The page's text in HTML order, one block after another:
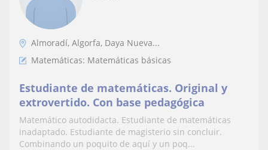
Almoradí, Algorfa, Daya Nueva...
Matemáticas: Matemáticas básicas
Estudiante de matemáticas. Original y
extrovertido. Con base pedagógica
Matemático autodidacta. Estudiante de matemáticas
inadaptado. Estudiante de magisterio sin concluir.
Combinando un poquito de aquí y un poq...